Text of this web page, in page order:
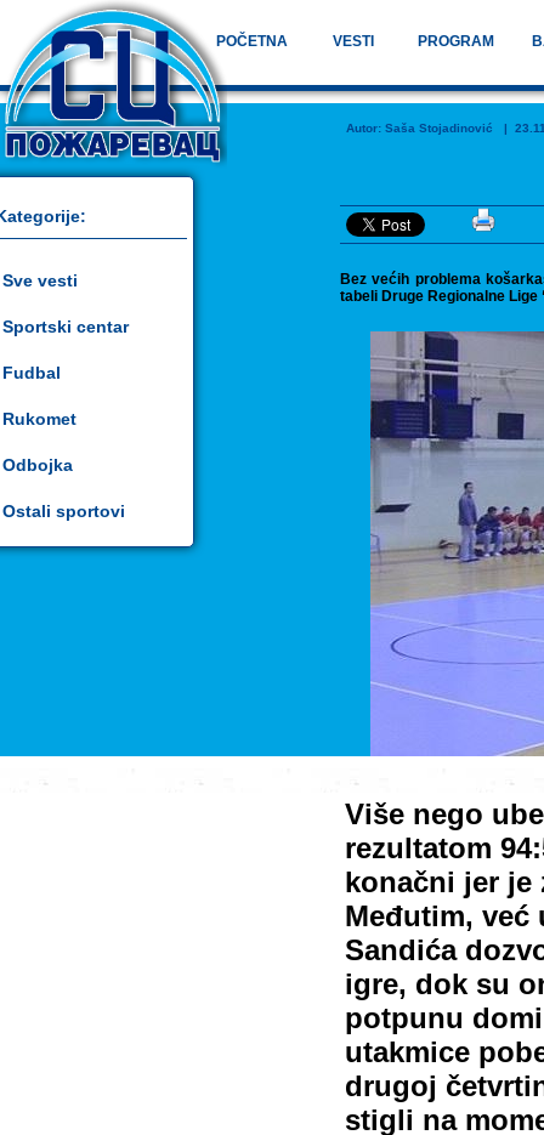
POČETNA VESTI PROGRAM
Sve vesti
Sportski centar
Fudbal
Rukomet
Odbojka
Ostali sportovi
Autor: Saša Stojadinović |
Bez većih problema
tabeli Druge Regionalne Lige
Više nego
rezultatom
konačni jer je
Međutim, već
Sandića
igre, dok su
potpunu
utakmice
drugoj
stigli na